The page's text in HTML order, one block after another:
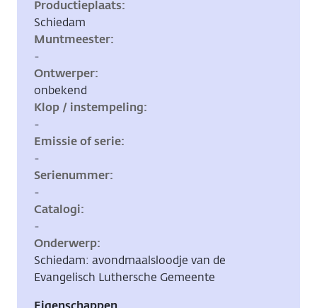
Productieplaats
Schiedam
Muntmeester
-
Ontwerper
onbekend
Klop / instempeling
-
Emissie of serie
-
Serienummer
-
Catalogi
-
Onderwerp
Schiedam: avondmaalsloodje van de
Evangelisch Luthersche Gemeente